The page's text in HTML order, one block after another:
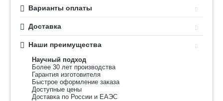
Варианты оплаты
Доставка
Наши преимущества
Научный подход
Более 30 лет производства
Гарантия изготовителя
Быстрое оформление заказа
Доступные цены
Доставка по России и ЕАЭС